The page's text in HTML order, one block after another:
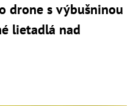
drone s výbušninou
lietadlá nad